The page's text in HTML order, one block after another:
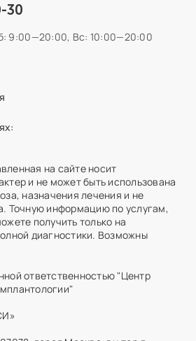
30
9:00—20:00, Вс: 10:00—20:00
на сайте носит
и не может быть использована
назначения лечения и не
Точную информацию по услугам,
получить только на
диагностики. Возможны
ответственностью "Центр